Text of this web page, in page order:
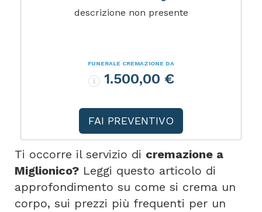
descrizione non presente
FUNERALE CREMAZIONE DA
1.500,00 €
FAI PREVENTIVO
Ti occorre il servizio di cremazione a
Miglionico? Leggi questo articolo di
approfondimento su come si crema un
corpo, sui prezzi più frequenti per un